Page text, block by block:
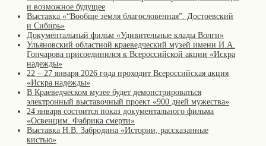
и возможное будущее
Выставка «“Вообще земля благословенная”. Достоевский
и Сибирь»
Документальный фильм «Удивительные клады Волги»
Ульяновский областной краеведческий музей имени И.А.
Гончарова присоединился к Всероссийской акции «Искра
надежды»
22 – 27 января 2026 года проходит Всероссийская акция
«Искра надежды»
В Краеведческом музее будет демонстрироваться
электронный выставочный проект «900 дней мужества»
24 января состоится показ документального фильма
«Освенцим. Фабрика смерти»
Выставка Н.В. Забродина «Истории, рассказанные
кистью»